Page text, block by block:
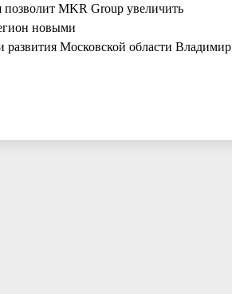
MKR Group увеличить
новыми
Московской области Владимир